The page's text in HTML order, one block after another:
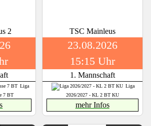
2
Liga
7 BT
TSC Mainleus
23.08.2026
15:15 Uhr
1. Mannschaft
Liga
2026/2027 - KL 2 BT KU
mehr Infos